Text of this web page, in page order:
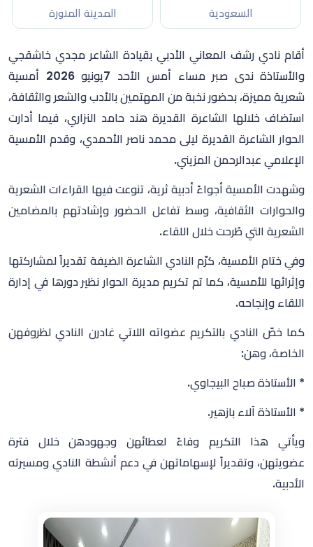
السعودية المدينة المنورة
أقام نادي رشف المعاني الأدبي بقيادة الشاعر مجدي خاشقجي
والأستاذة ندى صبر مساء أمس الأحد 7يونيو 2026 أمسية
شعرية مميزة، بحضور نخبة من المهتمين بالأدب والشعر والثقافة،
استضاف خلالها الشاعرة القديرة هند حامد النزاري، فيما أدارت
الحوار الشاعرة القديرة ليلى محمد ناصر الأحمدي، وقدم الأمسية
الإعلامي عبدالرحمن المزيني.
وشهدت الأمسية أجواءً أدبية ثرية، تنوعت فيها القراءات الشعرية
والحوارات الثقافية، وسط تفاعل الحضور وإشادتهم بالمضامين
الشعرية التي طُرحت خلال اللقاء.
وفي ختام الأمسية، كرّم النادي الشاعرة الضيفة تقديراً لمشاركتها
وإثرائها للأمسية، كما تم تكريم مديرة الحوار نظير دورها في إدارة
اللقاء وإنجاحه.
كما خصّ النادي بالتكريم عضواته اللاتي غادرن النادي لظروفهن
الخاصة، وهن:
* الأستاذة صباح البيجاوي.
* الأستاذة آلاء بازهير.
ويأتي هذا التكريم وفاءً لعطائهن وجهودهن خلال فترة
عضويتهن، وتقديراً لإسهاماتهن في دعم أنشطة النادي ومسيرته
الأدبية.